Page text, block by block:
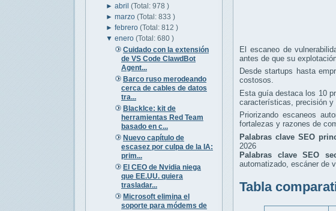
►abril(Total: 978 )
►marzo(Total: 833 )
►febrero(Total: 812 )
▼enero(Total: 680 )
Cuidado con la extensión
de VS Code ClawdBot
Agent...
Barco ruso merodeando
cerca de cables de datos
tra...
BlackIce: kit de
herramientas Red Team
basado en c...
Nuevo capítulo de
escasez por culpa de la IA:
prim...
El CEO de Nvidia niega
que EE.UU. quiera
trasladar...
Microsoft elimina el
soporte para módems de
El escaneo de
antes de que su
Desde startups hasta
costosos.
Esta guía destaca los 10
características, precisión y
Priorizando escaneos
fortalezas y razones de
Palabras clave SEO
2026
Palabras clave SEO
automatizado, escáner de
Tabla